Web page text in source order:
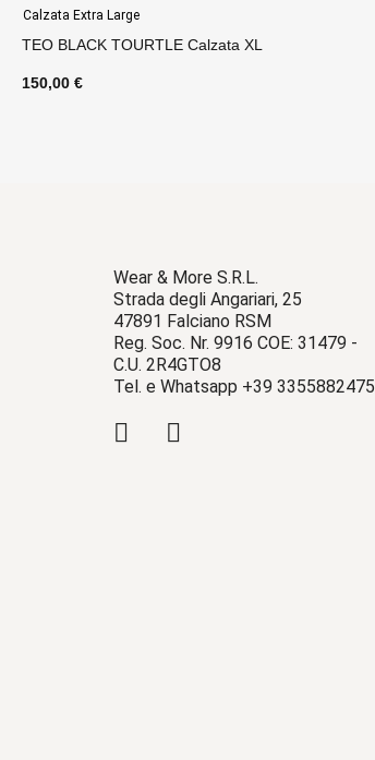
Calzata Extra Large
TEO BLACK TOURTLE Calzata XL
150,00 €
Wear & More S.R.L.
Strada degli Angariari, 25
47891 Falciano RSM
Reg. Soc. Nr. 9916 COE: 31479 -
C.U. 2R4GTO8
Tel. e Whatsapp +39 3355882475